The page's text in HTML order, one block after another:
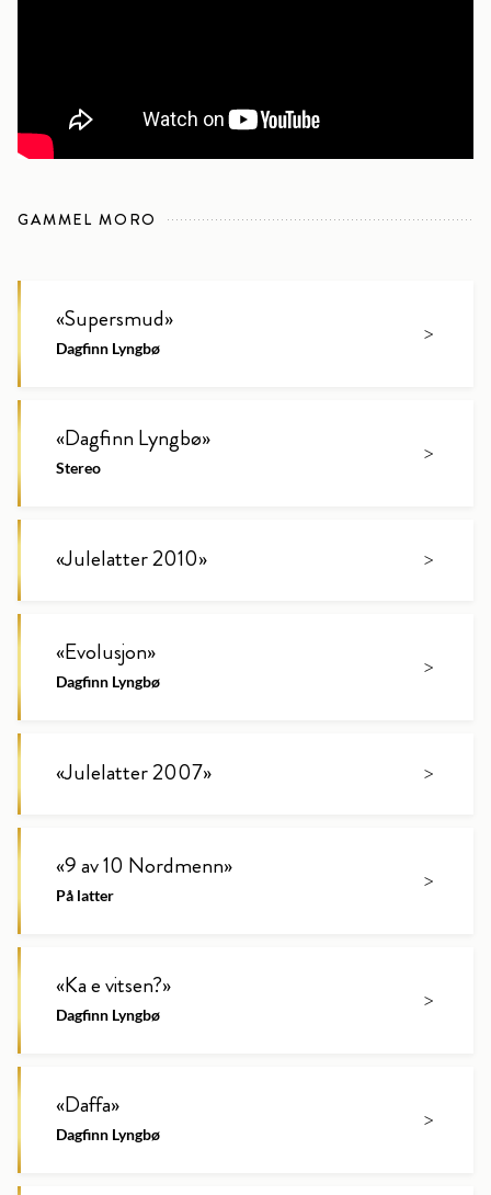
GAMMEL MORO
«Supersmud»
Dagfinn Lyngbø
>
«Dagfinn Lyngbø»
Stereo
>
«Julelatter 2010» >
«Evolusjon»
Dagfinn Lyngbø
>
«Julelatter 2007» >
«9 av 10 Nordmenn»
På latter
>
«Ka e vitsen?»
Dagfinn Lyngbø
>
«Daffa»
Dagfinn Lyngbø
>